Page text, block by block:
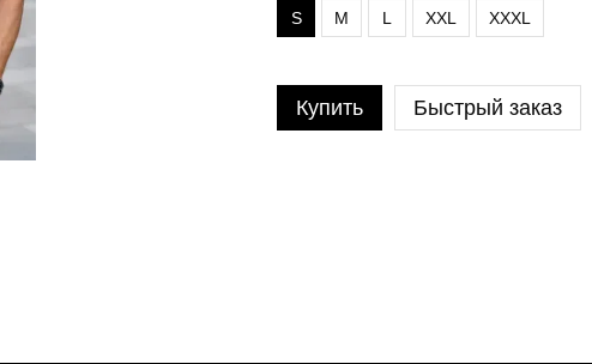
S M L XXL XXXL
Купить Быстрый заказ